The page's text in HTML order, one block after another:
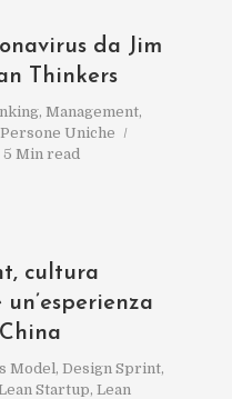
da Jim
Thinkers
, Management,
Persone Uniche
5 Min read
cultura
Model, Design Sprint,
Startup, Lean